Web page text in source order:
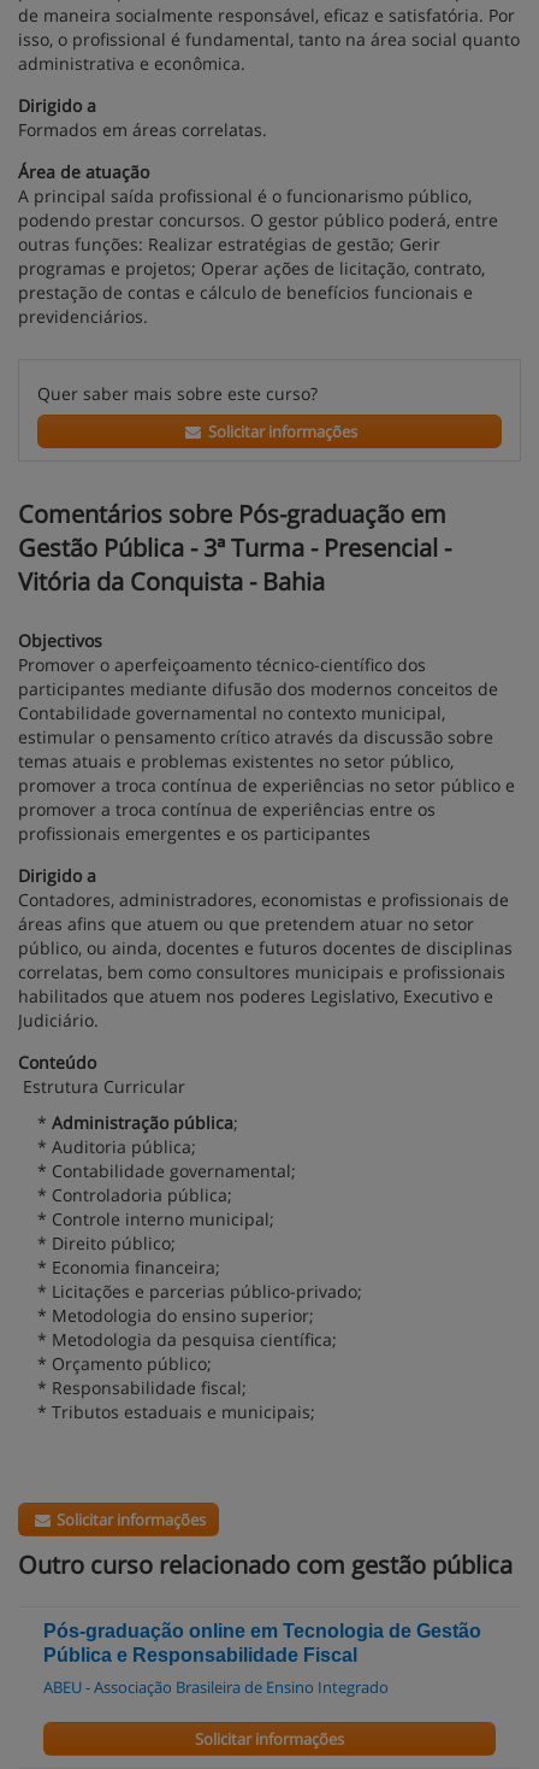
de maneira socialmente responsável, eficaz e satisfatória. Por
isso, o profissional é fundamental, tanto na área social quanto
administrativa e econômica.
Dirigido a
Formados em áreas correlatas.
Área de atuação
A principal saída profissional é o funcionarismo público,
podendo prestar concursos. O gestor público poderá, entre
outras funções: Realizar estratégias de gestão; Gerir
programas e projetos; Operar ações de licitação, contrato,
prestação de contas e cálculo de benefícios funcionais e
previdenciários.
Quer saber mais sobre este curso?
Solicitar informações
Comentários sobre Pós-graduação em
Gestão Pública - 3ª Turma - Presencial -
Vitória da Conquista - Bahia
Objectivos
Promover o aperfeiçoamento técnico-científico dos
participantes mediante difusão dos modernos conceitos de
Contabilidade governamental no contexto municipal,
estimular o pensamento crítico através da discussão sobre
temas atuais e problemas existentes no setor público,
promover a troca contínua de experiências no setor público e
promover a troca contínua de experiências entre os
profissionais emergentes e os participantes
Dirigido a
Contadores, administradores, economistas e profissionais de
áreas afins que atuem ou que pretendem atuar no setor
público, ou ainda, docentes e futuros docentes de disciplinas
correlatas, bem como consultores municipais e profissionais
habilitados que atuem nos poderes Legislativo, Executivo e
Judiciário.
Conteúdo
Estrutura Curricular
* Administração pública;
* Auditoria pública;
* Contabilidade governamental;
* Controladoria pública;
* Controle interno municipal;
* Direito público;
* Economia financeira;
* Licitações e parcerias público-privado;
* Metodologia do ensino superior;
* Metodologia da pesquisa científica;
* Orçamento público;
* Responsabilidade fiscal;
* Tributos estaduais e municipais;
Solicitar informações
Outro curso relacionado com gestão pública
Pós-graduação online em Tecnologia de Gestão
Pública e Responsabilidade Fiscal
ABEU - Associação Brasileira de Ensino Integrado
Solicitar informações